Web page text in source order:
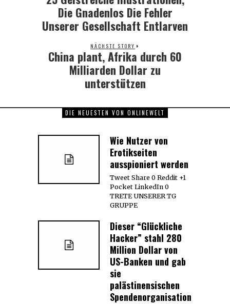
post:
Die Gnadenlos Die Fehler
Unserer Gesellschaft Entlarven
NÄCHSTE STORY
Next
post:
China plant, Afrika durch 60
Milliarden Dollar zu
unterstützen
DIE NEUESTEN VON ONLINEWELT
Wie Nutzer von
Erotikseiten
ausspioniert werden
Tweet Share 0 Reddit +1
Pocket LinkedIn 0
TRETE UNSERER TG
GRUPPE
Dieser “Glückliche
Hacker” stahl 280
Million Dollar von
US-Banken und gab
sie
palästinensischen
Spendenorganisationen